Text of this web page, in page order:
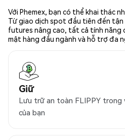
Với Phemex, bạn có thể khai thác
Từ giao dịch spot đầu tiên đến
futures nâng cao, tất cả tính
mật hàng đầu ngành và hỗ trợ đa
Giữ
Lưu trữ an toàn FLIPPY trong
của bạn